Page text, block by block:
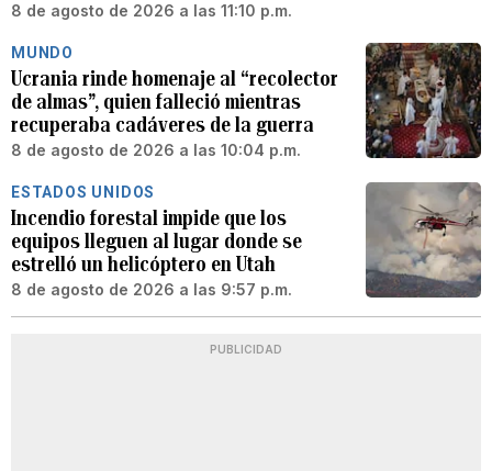
8 de agosto de 2026 a las 11:10 p.m.
MUNDO
Ucrania rinde homenaje al “recolector
de almas”, quien falleció mientras
recuperaba cadáveres de la guerra
8 de agosto de 2026 a las 10:04 p.m.
ESTADOS UNIDOS
Incendio forestal impide que los
equipos lleguen al lugar donde se
estrelló un helicóptero en Utah
8 de agosto de 2026 a las 9:57 p.m.
PUBLICIDAD